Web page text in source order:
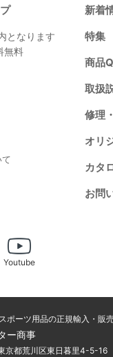
となります
無料
新着
特集
商品
取扱
修理
オリ
カタ
お問
Youtube
ポーツ用品の正規輸入・販
ー商事
京都荒川区東日暮里4-5-16